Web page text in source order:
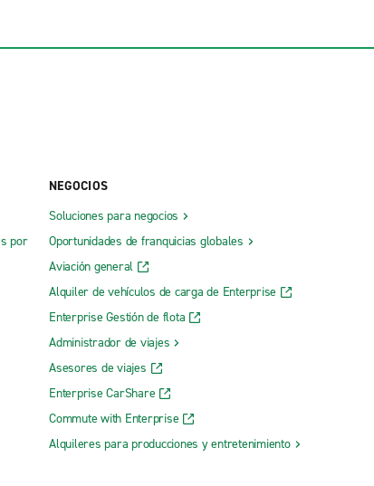
por
NEGOCIOS
Soluciones para negocios
Oportunidades de franquicias globales
Aviación general
Alquiler de vehículos de carga de Enterprise
Enterprise Gestión de flota
Administrador de viajes
Asesores de viajes
Enterprise CarShare
Commute with Enterprise
Alquileres para producciones y entretenimiento